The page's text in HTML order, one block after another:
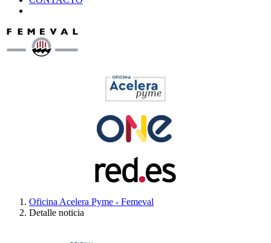
Oficina Acelera Pyme - Femeval
Detalle noticia